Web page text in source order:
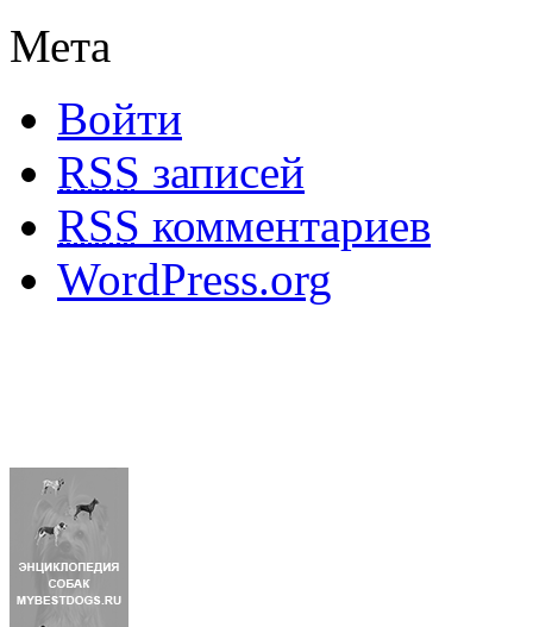
Мета
Войти
RSS записей
RSS комментариев
WordPress.org